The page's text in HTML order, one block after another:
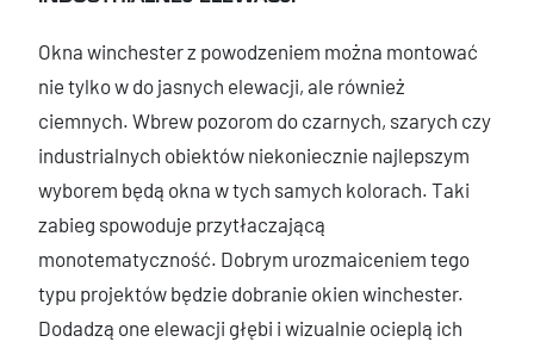
Okna winchester z powodzeniem można montować
nie tylko w do jasnych elewacji, ale również
ciemnych. Wbrew pozorom do czarnych, szarych czy
industrialnych obiektów niekoniecznie najlepszym
wyborem będą okna w tych samych kolorach. Taki
zabieg spowoduje przytłaczającą
monotematyczność. Dobrym urozmaiceniem tego
typu projektów będzie dobranie okien winchester.
Dodadzą one elewacji głębi i wizualnie ocieplą ich